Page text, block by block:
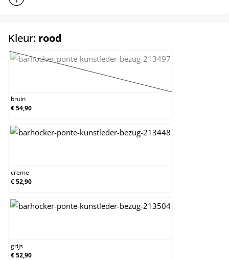
Kleur: rood
bruin
(Deze optie is momenteel niet beschikbaar.)
bruin
€ 54,90
creme
€ 52,90
grijs
€ 52,90